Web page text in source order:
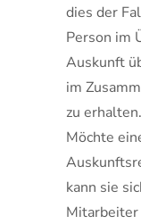
dies der
Person im
Auskunft
im
zu erhalten.
Möchte
kann sie